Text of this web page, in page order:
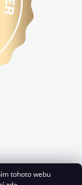
tohoto webu